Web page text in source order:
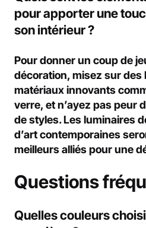
pour apporter une
son intérieur ?
Pour donner un coup de
décoration, misez sur des
matériaux innovants
verre, et n’ayez pas peur
de styles. Les luminaires
d’art contemporaines
meilleurs alliés pour une
Questions
Quelles couleurs